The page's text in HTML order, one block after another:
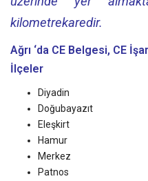
kilometrekaredir.
Ağrı ‘da CE Belgesi, CE
İlçeler
Diyadin
Doğubayazıt
Eleşkirt
Hamur
Merkez
Patnos